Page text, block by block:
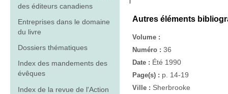
des éditeurs canadiens
Entreprises dans le domaine
du livre
Dossiers thématiques
Index des mandements des
évêques
Index de la revue de l'Action
Autres éléments
Volume :
Numéro : 36
Date : Été 1990
Page(s) : p. 14-19
Ville : Sherbrooke